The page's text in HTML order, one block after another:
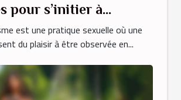
pour s’initier à
est une pratique sexuelle où une
du plaisir à être observée en...